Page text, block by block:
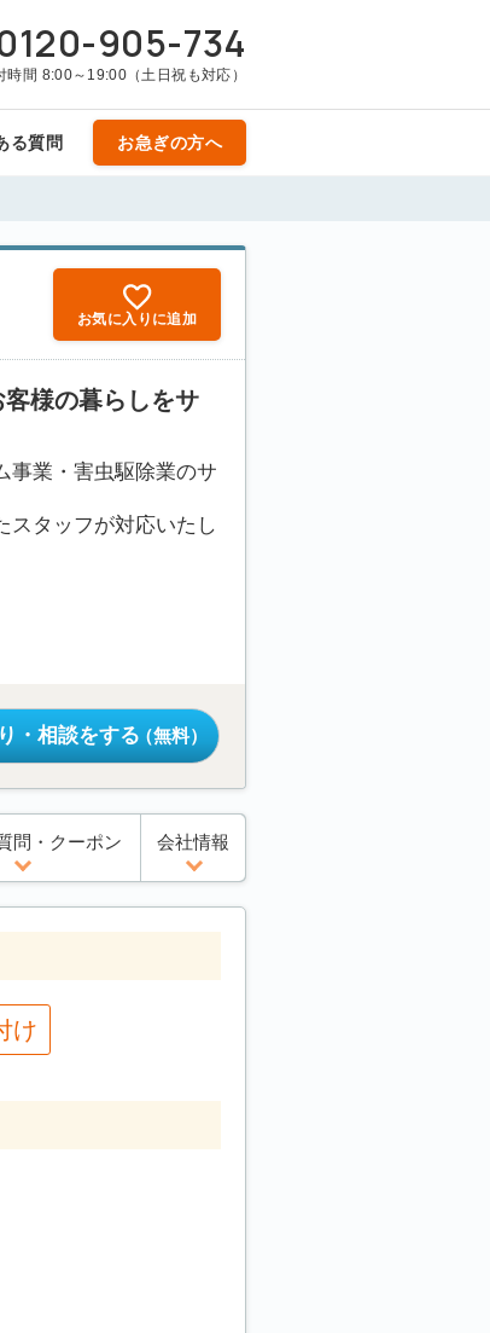
905-734
時間 8:00～19:00（土日祝も対応）
る質問 お急ぎの方へ
お気に入りに追加
様の暮らしをサ
事業・害虫駆除業のサ
スタッフが対応いたし
・相談をする（無料）
問・クーポン 会社情報
け